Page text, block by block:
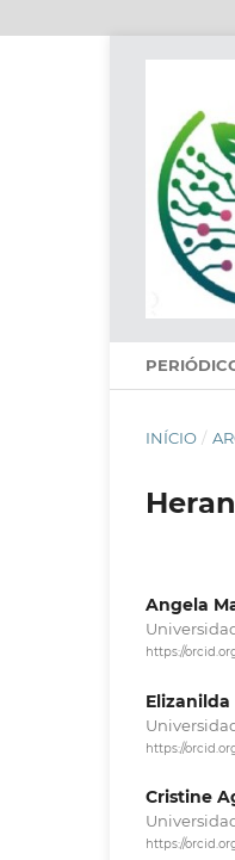
INÍCIO /
Angela
https://
Elizanilda
https://
Cristine
https://